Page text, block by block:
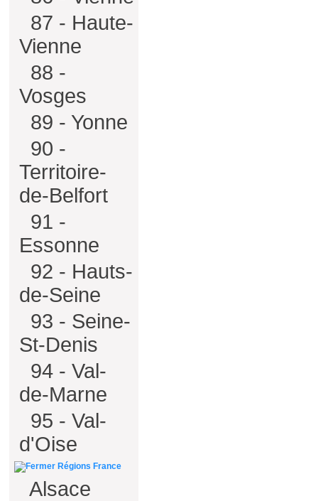
87 - Haute-
Vienne
88 -
Vosges
89 - Yonne
90 -
Territoire-
de-Belfort
91 -
Essonne
92 - Hauts-
de-Seine
93 - Seine-
St-Denis
94 - Val-
de-Marne
95 - Val-
d'Oise
Régions France
Alsace